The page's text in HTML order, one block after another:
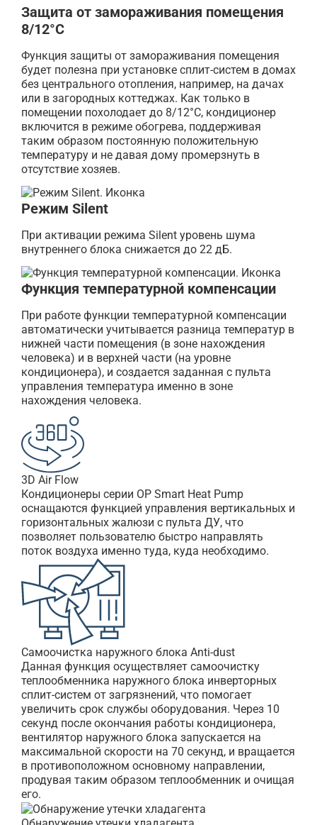
Защита от замораживания помещения
8/12°С
Функция защиты от замораживания помещения
будет полезна при установке сплит-систем в домах
без центрального отопления, например, на дачах
или в загородных коттеджах. Как только в
помещении похолодает до 8/12°С, кондиционер
включится в режиме обогрева, поддерживая
таким образом постоянную положительную
температуру и не давая дому промерзнуть в
отсутствие хозяев.
Режим Silent
При активации режима Silent уровень шума
внутреннего блока снижается до 22 дБ.
Функция температурной компенсации
При работе функции температурной компенсации
автоматически учитывается разница температур в
нижней части помещения (в зоне нахождения
человека) и в верхней части (на уровне
кондиционера), и создается заданная с пульта
управления температура именно в зоне
нахождения человека.
3D Air Flow
Кондиционеры серии OP Smart Heat Pump
оснащаются функцией управления вертикальных и
горизонтальных жалюзи с пульта ДУ, что
позволяет пользователю быстро направлять
поток воздуха именно туда, куда необходимо.
Cамоочистка наружного блока Anti-dust
Данная функция осуществляет самоочистку
теплообменника наружного блока инверторных
сплит-систем от загрязнений, что помогает
увеличить срок службы оборудования. Через 10
секунд после окончания работы кондиционера,
вентилятор наружного блока запускается на
максимальной скорости на 70 секунд, и вращается
в противоположном основному направлении,
продувая таким образом теплообменник и очищая
его.